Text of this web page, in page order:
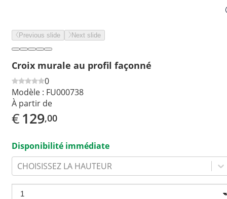
Previous slide Next slide
Croix murale au profil façonné
0
Modèle : FU000738
À partir de
€129,00
Disponibilité immédiate
CHOISISSEZ LA HAUTEUR